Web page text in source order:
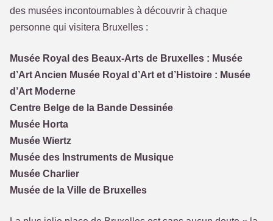
des musées incontournables à découvrir à chaque
personne qui visitera Bruxelles :
Musée Royal des Beaux-Arts de Bruxelles : Musée
d’Art Ancien Musée Royal d’Art et d’Histoire : Musée
d’Art Moderne
Centre Belge de la Bande Dessinée
Musée Horta
Musée Wiertz
Musée des Instruments de Musique
Musée Charlier
Musée de la Ville de Bruxelles